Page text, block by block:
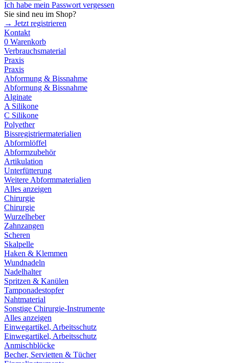
Ich habe mein Passwort vergessen
Sie sind neu im Shop?
→ Jetzt registrieren
Kontakt
0 Warenkorb
Verbrauchsmaterial
Praxis
Praxis
Abformung & Bissnahme
Abformung & Bissnahme
Alginate
A Silikone
C Silikone
Polyether
Bissregistriermaterialien
Abformlöffel
Abformzubehör
Artikulation
Unterfütterung
Weitere Abformmaterialien
Alles anzeigen
Chirurgie
Chirurgie
Wurzelheber
Zahnzangen
Scheren
Skalpelle
Haken & Klemmen
Wundnadeln
Nadelhalter
Spritzen & Kanülen
Tamponadestopfer
Nahtmaterial
Sonstige Chirurgie-Instrumente
Alles anzeigen
Einwegartikel, Arbeitsschutz
Einwegartikel, Arbeitsschutz
Anmischblöcke
Becher, Servietten & Tücher